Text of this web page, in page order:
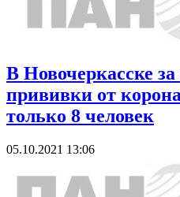
В Новочеркасске
прививки от
только 8 человек
05.10.2021 13:06